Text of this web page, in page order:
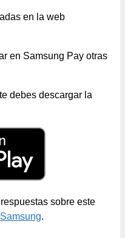
en la web
en Samsung Pay otras
debes descargar la
sobre este
.